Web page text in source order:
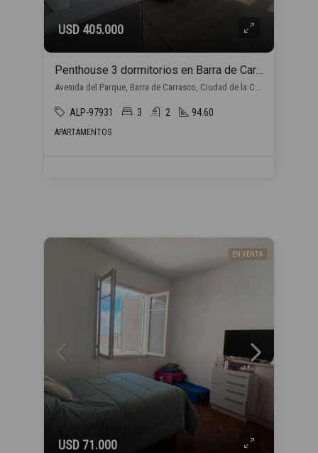
USD 405.000
Penthouse 3 dormitorios en Barra de Carrasco
Avenida del Parque, Barra de Carrasco, Ciudad de la Costa
ALP-97931 3 2 94.60
APARTAMENTOS
EN VENTA
USD 71.000